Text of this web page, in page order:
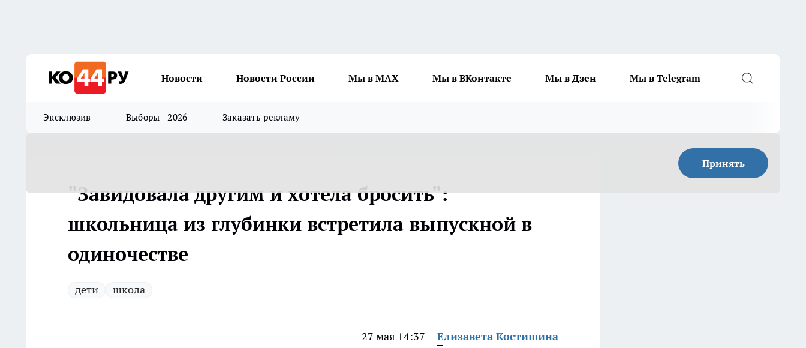
Новости Новости России Мы в MAX Мы в ВКонтакте Мы в Дзен Мы в Telegram
Эксклюзив Выборы - 2026 Заказать рекламу
Принять
"Завидовала другим и хотела бросить":
школьница из глубинки встретила выпускной в
одиночестве
дети школа
27 мая 14:37 Елизавета Костишина